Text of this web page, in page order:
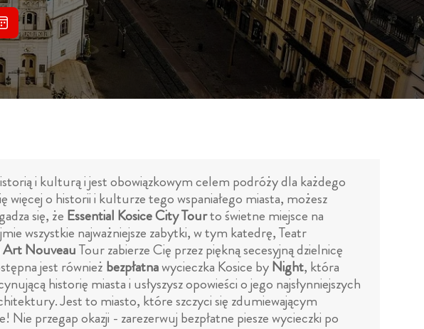
i kulturą i jest obowiązkowym celem podróży dla każdego
więcej o historii i kulturze tego wspaniałego miasta, możesz
się, że Essential Kosice City Tourto świetne miejsce na
wszystkie najważniejsze zabytki, w tym katedrę, Teatr
Art NouveauTour zabierze Cię przez piękną secesyjną dzielnicę
jest również bezpłatnawycieczka Kosice byNight, która
historię miasta i usłyszysz opowieści o jego najsłynniejszych
Jest to miasto, które szczyci się zdumiewającym
przegap okazji - zarezerwuj bezpłatne piesze wycieczki po